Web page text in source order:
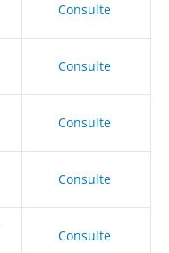
Consulte
Consulte
Consulte
Consulte
Consulte